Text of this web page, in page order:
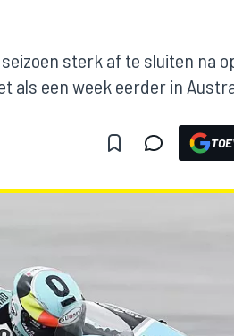
sterk af te sluiten na
als een week eerder in